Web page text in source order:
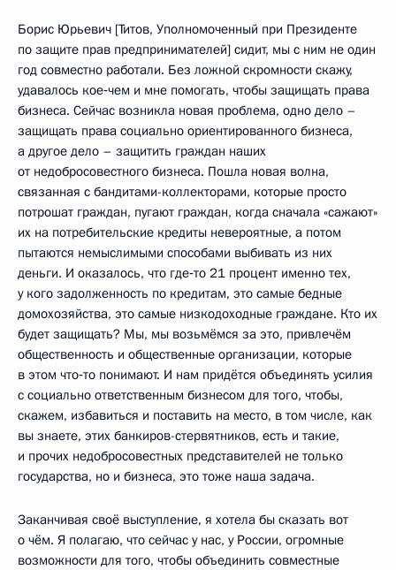
Борис Юрьевич [Титов, Уполномоченный при Президенте
по защите прав предпринимателей] сидит, мы с ним не один
год совместно работали. Без ложной скромности скажу,
удавалось кое‑чем и мне помогать, чтобы защищать права
бизнеса. Сейчас возникла новая проблема, одно дело –
защищать права социально ориентированного бизнеса,
а другое дело – защитить граждан наших
от недобросовестного бизнеса. Пошла новая волна,
связанная с бандитами-коллекторами, которые просто
потрошат граждан, пугают граждан, когда сначала «сажают»
их на потребительские кредиты невероятные, а потом
пытаются немыслимыми способами выбивать из них
деньги. И оказалось, что где‑то 21 процент именно тех,
у кого задолженность по кредитам, это самые бедные
домохозяйства, это самые низкодоходные граждане. Кто их
будет защищать? Мы, мы возьмёмся за это, привлечём
общественность и общественные организации, которые
в этом что‑то понимают. И нам придётся объединять усилия
с социально ответственным бизнесом для того, чтобы,
скажем, избавиться и поставить на место, в том числе, как
вы знаете, этих банкиров-стервятников, есть и такие,
и прочих недобросовестных представителей не только
государства, но и бизнеса, это тоже наша задача.
Заканчивая своё выступление, я хотела бы сказать вот
о чём. Я полагаю, что сейчас у нас, у России, огромные
возможности для того, чтобы объединить совместные